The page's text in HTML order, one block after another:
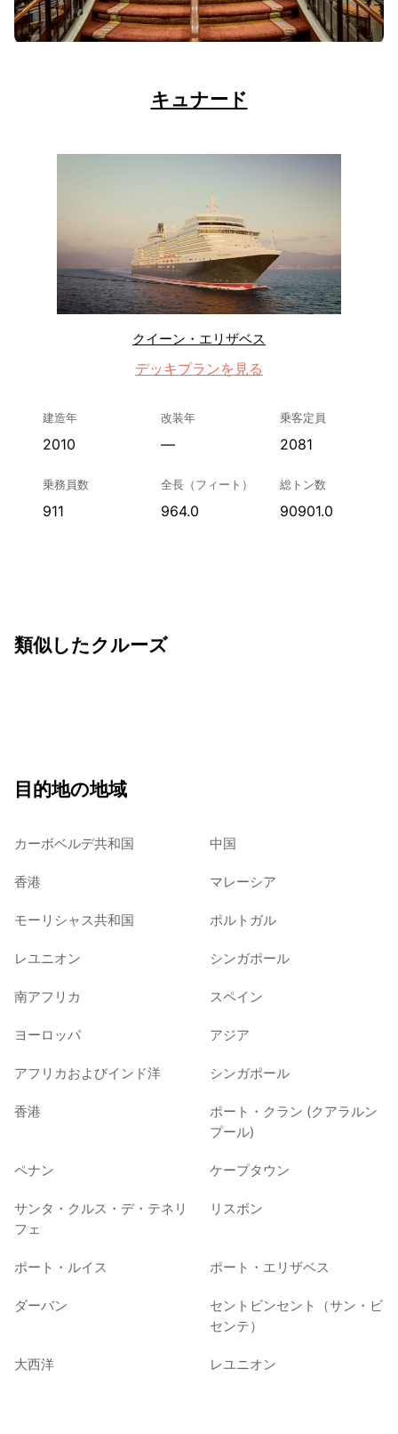
キュナード
クイーン・エリザベス
デッキプランを見る
建造年
2010
改装年
—
乗客定員
2081
乗務員数
911
全長（フィート）
964.0
総トン数
90901.0
類似したクルーズ
目的地の地域
カーボベルデ共和国 中国
香港 マレーシア
モーリシャス共和国 ポルトガル
レユニオン シンガポール
南アフリカ スペイン
ヨーロッパ アジア
アフリカおよびインド洋 シンガポール
香港
ポート・クラン (クアラルン
プール)
ペナン ケープタウン
サンタ・クルス・デ・テネリ
フェ
リスボン
ポート・ルイス ポート・エリザベス
ダーバン
セントビンセント（サン・ビ
センテ）
大西洋 レユニオン